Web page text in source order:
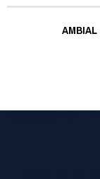
AMBIAL